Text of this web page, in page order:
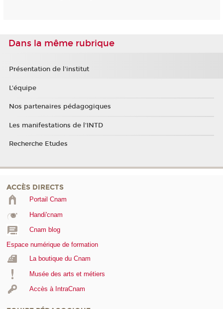
Dans la même rubrique
Présentation de l'institut
L'équipe
Nos partenaires pédagogiques
Les manifestations de l'INTD
Recherche Etudes
ACCÈS DIRECTS
Portail Cnam
Handi'cnam
Cnam blog
Espace numérique de formation
La boutique du Cnam
Musée des arts et métiers
Accès à IntraCnam